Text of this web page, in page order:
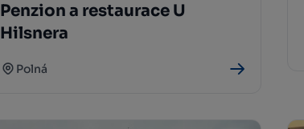
Penzion a restaurace U
Hilsnera
Polná